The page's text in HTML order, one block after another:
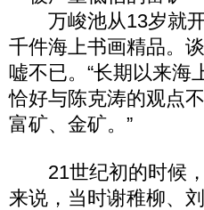
万峻池从13岁就开
千件海上书画精品。
嘘不已。“长期以来海
恰好与陈克涛的观点
富矿、金矿。”
21世纪初的时候，
来说，当时谢稚柳、